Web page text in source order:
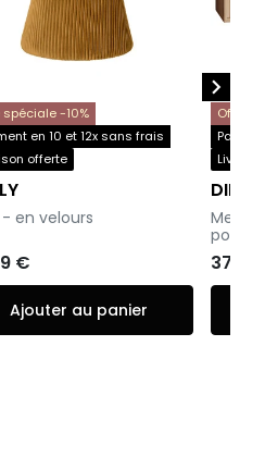
spéciale -10%
en 10 et 12x sans frais
offerte
en velours
€
Ajouter au panier
Offre
DIEGO
-
portes
